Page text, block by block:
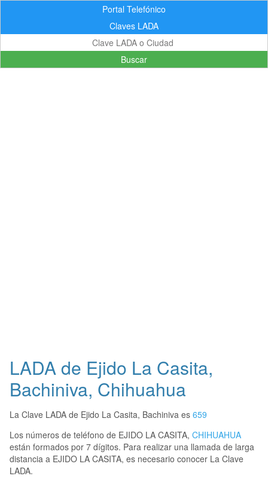
Portal Telefónico
Claves LADA
Buscar
LADA de Ejido La Casita,
Bachiniva, Chihuahua
La Clave LADA de Ejido La Casita, Bachiniva es 659
Los números de teléfono de EJIDO LA CASITA, CHIHUAHUA
están formados por 7 dígitos. Para realizar una llamada de larga
distancia a EJIDO LA CASITA, es necesario conocer La Clave
LADA.